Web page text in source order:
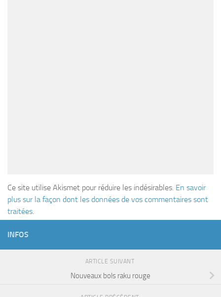
Ce site utilise Akismet pour réduire les indésirables. En savoir
plus sur la façon dont les données de vos commentaires sont
traitées
INFOS
ARTICLE SUIVANT
Nouveaux bols raku rouge